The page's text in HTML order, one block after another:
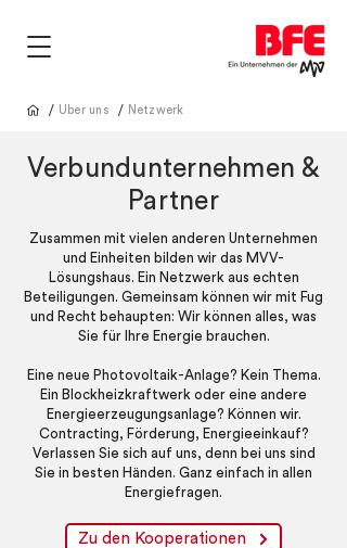
/ Über uns / Netzwerk
Verbundunternehmen &
Partner
Zusammen mit vielen anderen Unternehmen
und Einheiten bilden wir das MVV-
Lösungshaus. Ein Netzwerk aus echten
Beteiligungen. Gemeinsam können wir mit Fug
und Recht behaupten: Wir können alles, was
Sie für Ihre Energie brauchen.
Eine neue Photovoltaik-Anlage? Kein Thema.
Ein Blockheizkraftwerk oder eine andere
Energieerzeugungsanlage? Können wir.
Contracting, Förderung, Energieeinkauf?
Verlassen Sie sich auf uns, denn bei uns sind
Sie in besten Händen. Ganz einfach in allen
Energiefragen.
Zu den Kooperationen